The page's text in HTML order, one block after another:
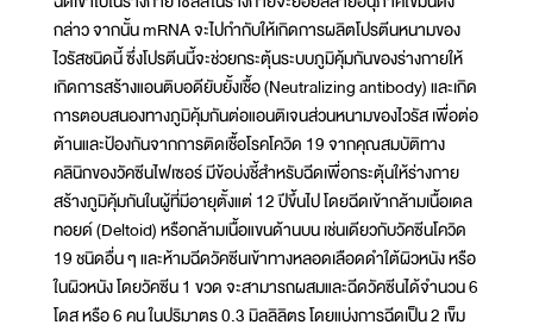
กล่าว จากนั้น mRNA จะไปกำกับให้เกิดการผลิตโปรตีนหนามของ
ไวรัสชนิดนี้ ซึ่งโปรตีนนี้จะช่วยกระตุ้นระบบภูมิคุ้มกันของร่างกายให้
เกิดการสร้างแอนติบอดียับยั้งเชื้อ (Neutralizing antibody) และเกิด
การตอบสนองทางภูมิคุ้มกันต่อแอนติเจนส่วนหนามของไวรัส เพื่อต่อ
ต้านและป้องกันจากการติดเชื้อโรคโควิด 19 จากคุณสมบัติทาง
คลินิกของวัคซีนไฟเซอร์ มีข้อบ่งชี้สำหรับฉีดเพื่อกระตุ้นให้ร่างกาย
สร้างภูมิคุ้มกันในผู้ที่มีอายุตั้งแต่ 12 ปีขึ้นไป โดยฉีดเข้ากล้ามเนื้อเดล
ทอยด์ (Deltoid) หรือกล้ามเนื้อแขนด้านบน เช่นเดียวกับวัคซีนโควิด
19 ชนิดอื่น ๆ และห้ามฉีดวัคซีนเข้าทางหลอดเลือดดำใต้ผิวหนัง หรือ
ในผิวหนัง โดยวัคซีน 1 ขวด จะสามารถผสมและฉีดวัคซีนได้จำนวน 6
โดส หรือ 6 คน ในปริมาตร 0.3 มิลลิลิตร โดยแบ่งการฉีดเป็น 2 เข็ม